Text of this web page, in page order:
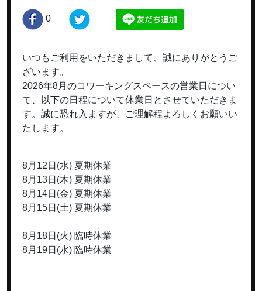
0
いつもご利用をいただきまして、誠にありがとうご
ざいます。
2026年8月のコワーキングスペースの営業日につい
て、以下の日程について休業日とさせていただきま
す。誠に恐れ入ますが、ご理解程よろしくお願いい
たします。
8月12日(水) 夏期休業
8月13日(木) 夏期休業
8月14日(金) 夏期休業
8月15日(土) 夏期休業
8月18日(火) 臨時休業
8月19日(水) 臨時休業